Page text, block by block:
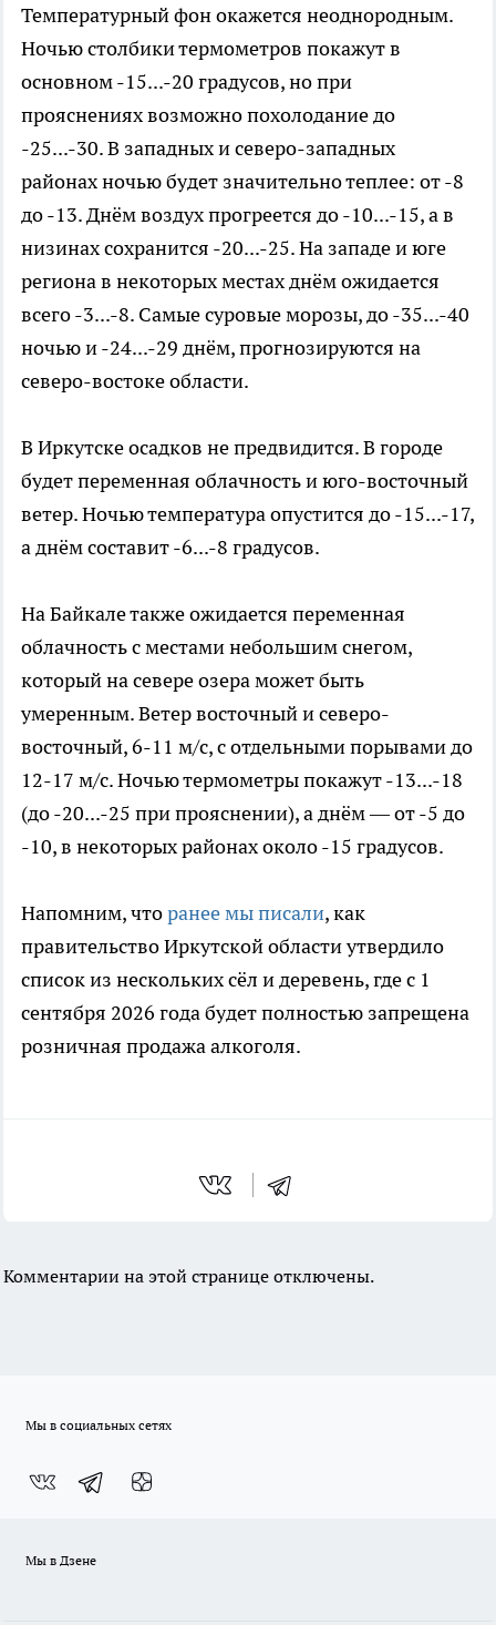
Температурный фон окажется неоднородным.
Ночью столбики термометров покажут в
основном -15...-20 градусов, но при
прояснениях возможно похолодание до
-25...-30. В западных и северо-западных
районах ночью будет значительно теплее: от -8
до -13. Днём воздух прогреется до -10...-15, а в
низинах сохранится -20...-25. На западе и юге
региона в некоторых местах днём ожидается
всего -3...-8. Самые суровые морозы, до -35...-40
ночью и -24...-29 днём, прогнозируются на
северо-востоке области.
В Иркутске осадков не предвидится. В городе
будет переменная облачность и юго-восточный
ветер. Ночью температура опустится до -15...-17,
а днём составит -6...-8 градусов.
На Байкале также ожидается переменная
облачность с местами небольшим снегом,
который на севере озера может быть
умеренным. Ветер восточный и северо-
восточный, 6-11 м/с, с отдельными порывами до
12-17 м/с. Ночью термометры покажут -13...-18
(до -20...-25 при прояснении), а днём — от -5 до
-10, в некоторых районах около -15 градусов.
Напомним, чторанее мы писали, как
правительство Иркутской области утвердило
список из нескольких сёл и деревень, где с 1
сентября 2026 года будет полностью запрещена
розничная продажа алкоголя.
Комментарии на этой странице отключены.
Мы в социальных сетях
Мы в Дзене